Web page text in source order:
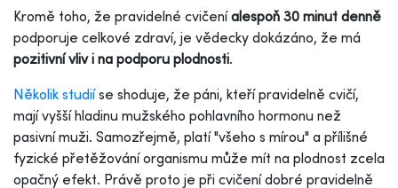
Kromě toho, že pravidelné cvičeníalespoň 30 minut denně
podporuje celkové zdraví, je vědecky dokázáno, že má
pozitivní vliv i na podporu plodnosti.
Několik studiíse shoduje, že páni, kteří pravidelně cvičí,
mají vyšší hladinu mužského pohlavního hormonu než
pasivní muži. Samozřejmě, platí "všeho s mírou" a přílišné
fyzické přetěžování organismu může mít na plodnost zcela
opačný efekt. Právě proto je při cvičení dobré pravidelně